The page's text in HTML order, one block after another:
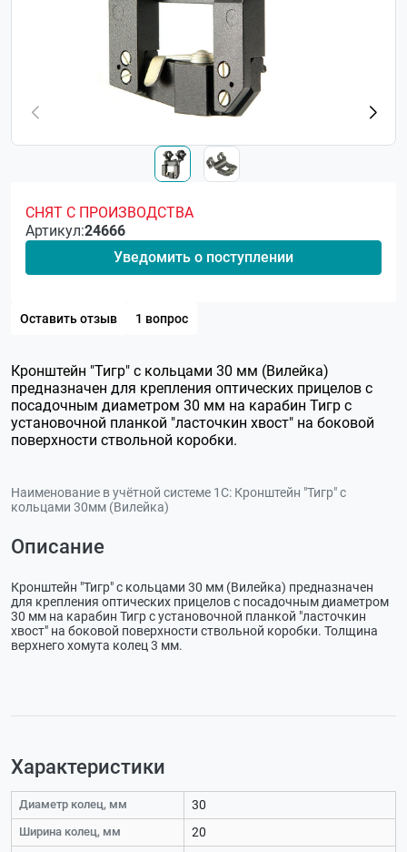
СНЯТ С ПРОИЗВОДСТВА
Артикул:24666
Уведомить о поступлении
Оставить отзыв 1 вопрос
Кронштейн "Тигр" с кольцами 30 мм (Вилейка)
предназначен для крепления оптических прицелов с
посадочным диаметром 30 мм на карабин Тигр с
установочной планкой "ласточкин хвост" на боковой
поверхности ствольной коробки.
Наименование в учётной системе 1С: Кронштейн "Тигр" с
кольцами 30мм (Вилейка)
Описание
Кронштейн "Тигр" с кольцами 30 мм (Вилейка) предназначен
для крепления оптических прицелов с посадочным диаметром
30 мм на карабин Тигр с установочной планкой "ласточкин
хвост" на боковой поверхности ствольной коробки. Толщина
верхнего хомута колец 3 мм.
Характеристики
Диаметр колец, мм 30
Ширина колец, мм 20